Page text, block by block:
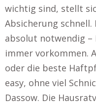
wichtig sind, stellt
Absicherung
absolut notwendig –
immer vorkommen.
oder die beste
easy, ohne viel
Dassow. Die